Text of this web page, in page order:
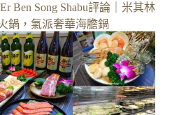
Ben Song Shabu評論｜米其林
鍋，氣派奢華海膽鍋